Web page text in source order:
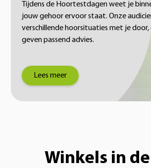
Tijdens de Hoortestdagen weet je
jouw gehoor ervoor staat. Onze
verschillende hoorsituaties met je
geven passend advies.
Lees meer
Winkels in